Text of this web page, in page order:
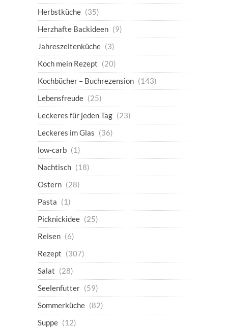
Herbstküche (35)
Herzhafte Backideen (9)
Jahreszeitenküche (3)
Koch mein Rezept (20)
Kochbücher – Buchrezension (143)
Lebensfreude (25)
Leckeres für jeden Tag (23)
Leckeres im Glas (36)
low-carb (1)
Nachtisch (18)
Ostern (28)
Pasta (1)
Picknickidee (25)
Reisen (6)
Rezept (307)
Salat (28)
Seelenfutter (59)
Sommerküche (82)
Suppe (12)